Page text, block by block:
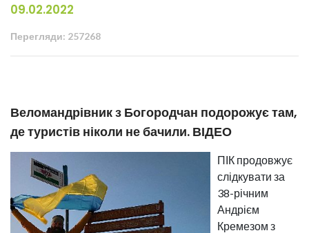
09.02.2022
Перегляди: 257268
Веломандрівник з Богородчан подорожує там,
де туристів ніколи не бачили. ВІДЕО
ПІК продовжує
слідкувати за
38-річним
Андрієм
Кремезом з